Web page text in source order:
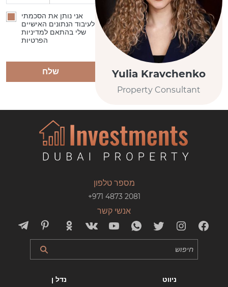
Yulia Kravchenko
Property Consultant
אני נותן את הסכמתי
לעיבוד הנתונים האישיים
שלי בהתאם למדיניות
הפרטיות
שלח
מספר טלפון
+971 4873 2081
אנשי קשר
ניווט נדל ן